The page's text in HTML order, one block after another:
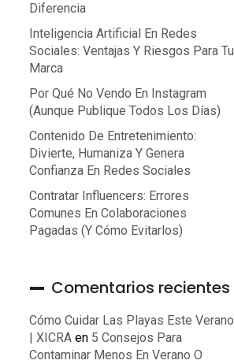
Diferencia
Inteligencia Artificial En Redes
Sociales: Ventajas Y Riesgos Para Tu
Marca
Por Qué No Vendo En Instagram
(aunque Publique Todos Los Días)
Contenido De Entretenimiento:
Divierte, Humaniza Y Genera
Confianza En Redes Sociales
Contratar Influencers: Errores
Comunes En Colaboraciones
Pagadas (y Cómo Evitarlos)
Comentarios recientes
Cómo Cuidar Las Playas Este Verano
| XICRA en 5 Consejos Para
Contaminar Menos En Verano O